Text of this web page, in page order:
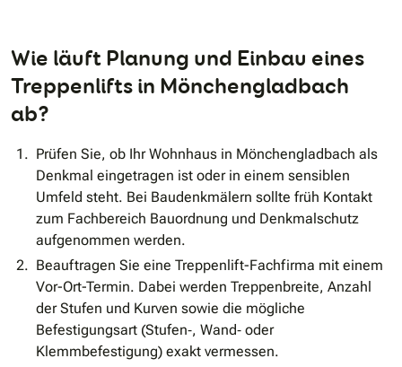
Wie läuft Planung und Einbau eines
Treppenlifts in Mönchengladbach
ab?
Prüfen Sie, ob Ihr Wohnhaus in Mönchengladbach als
Denkmal eingetragen ist oder in einem sensiblen
Umfeld steht. Bei Baudenkmälern sollte früh Kontakt
zum Fachbereich Bauordnung und Denkmalschutz
aufgenommen werden.
Beauftragen Sie eine Treppenlift-Fachfirma mit einem
Vor-Ort-Termin. Dabei werden Treppenbreite, Anzahl
der Stufen und Kurven sowie die mögliche
Befestigungsart (Stufen‐, Wand‐ oder
Klemmbefestigung) exakt vermessen.